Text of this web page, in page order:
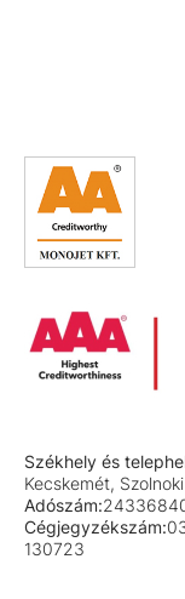
Székhely és
Kecskemét,
Adószám:
Cégjegyzékszám:
130723